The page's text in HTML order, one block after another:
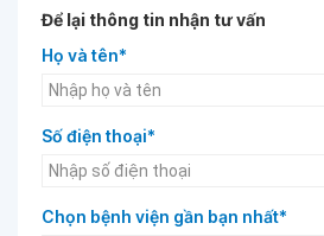
Để lại thông tin nhận tư vấn
Họ và tên*
Số điện thoại*
Chọn bệnh viện gần bạn nhất*